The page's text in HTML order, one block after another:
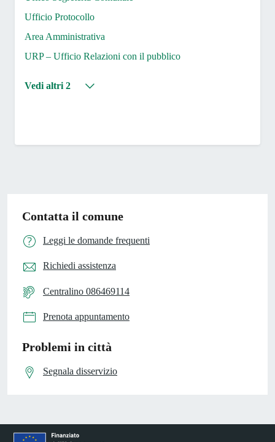
Ufficio Protocollo
Area Amministrativa
URP – Ufficio Relazioni con il pubblico
Vedi altri 2
Contatta il comune
Leggi le domande frequenti
Richiedi assistenza
Centralino 086469114
Prenota appuntamento
Problemi in città
Segnala disservizio